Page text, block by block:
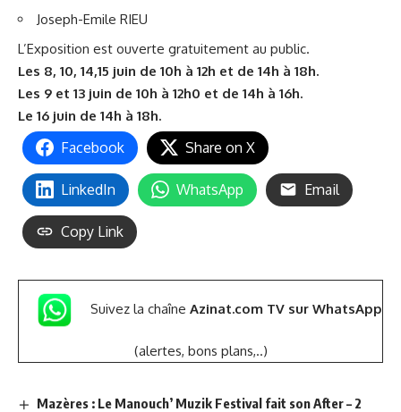
Joseph-Emile RIEU
L’Exposition est ouverte gratuitement au public.
Les 8, 10, 14,15 juin de 10h à 12h et de 14h à 18h.
Les 9 et 13 juin de 10h à 12h0 et de 14h à 16h.
Le 16 juin de 14h à 18h.
Facebook Share on X
LinkedIn WhatsApp Email
Copy Link
Suivez la chaîne Azinat.com TV sur WhatsApp
(alertes, bons plans,..)
Mazères : Le Manouch’ Muzik Festival fait son After – 2